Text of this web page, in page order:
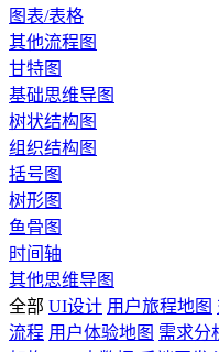
图表/表格
其他流程图
甘特图
基础思维导图
树状结构图
组织结构图
括号图
树形图
鱼骨图
时间轴
其他思维导图
全部 UI设计 用户旅程地图
流程 用户体验地图 需求分